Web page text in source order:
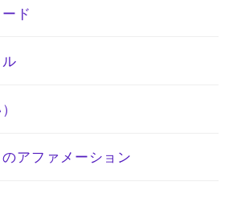
ド
アファメーション